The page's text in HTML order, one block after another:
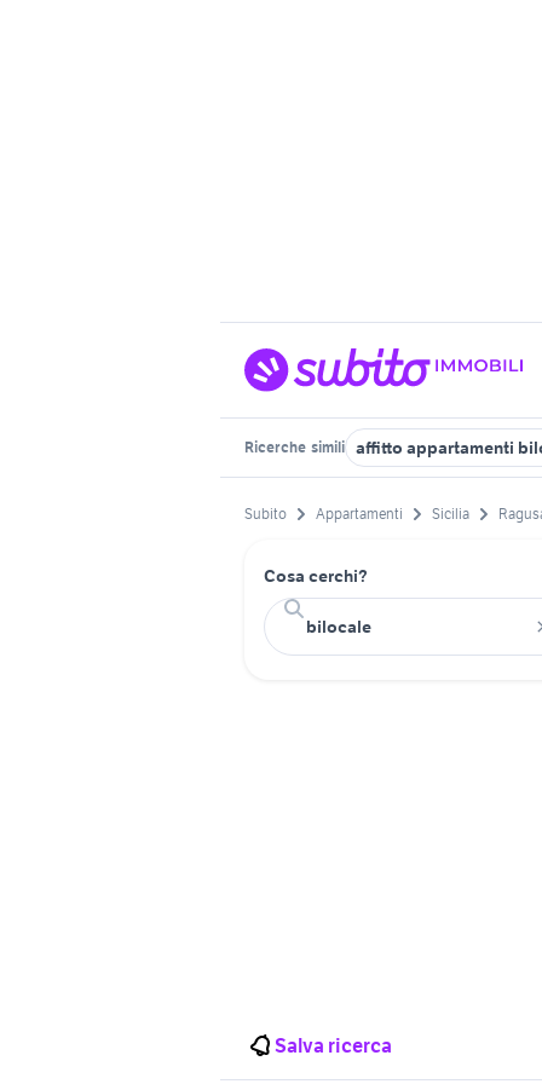
Ricerche simili affitto appartamenti
Subito Appartamenti Sicilia
Cosa cerchi?
Salva ricerca